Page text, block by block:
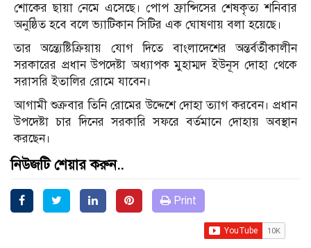
শোকের ছায়া নেমে এসেছে। পোপ ফ্রান্সিসের শেষকৃত্য শনিবার
অনুষ্ঠিত হবে বলে ভ্যাটিকান সিটির এক ঘোষণায় বলা হয়েছে।
তার অন্ত্যেষ্টিক্রিয়ায় যোগ দিতে বাংলাদেশের অন্তর্বর্তীকালীন
সরকারের প্রধান উপদেষ্টা অধ্যাপক মুহাম্মদ ইউনূস দোহা থেকে
সরাসরি ইতালির রোমে যাবেন।
আগামী শুক্রবার তিনি রোমের উদ্দেশে দোহা ত্যাগ করবেন। প্রধান
উপদেষ্টা চার দিনের সরকারি সফরে বর্তমানে দোহায় অবস্থান
করছেন।
নিউজটি শেয়ার করুন..
Print